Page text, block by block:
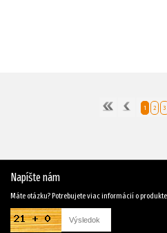
1 2 3
Napíšte nám
Máte otázku? Potrebujete viac informácií o